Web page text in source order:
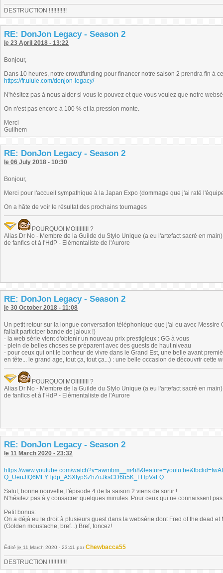
DESTRUCTION !!!!!!!!!!!!
RE: DonJon Legacy - Season 2
le 23 April 2018 - 13:22
Bonjour,
Dans 10 heures, notre crowdfunding pour financer notre saison 2 prendra fin à
https://fr.ulule.com/donjon-legacy/
N'hésitez pas à nous aider si vous le pouvez et que vous voulez que notre
On n'est pas encore à 100 % et la pression monte.
Merci
Guilhem
RE: DonJon Legacy - Season 2
le 06 July 2018 - 10:30
Bonjour,
Merci pour l'accueil sympathique à la Japan Expo (dommage que j'ai raté
On a hâte de voir le résultat des prochains tournages
POURQUOI MOIIIIIIIII ?
Alias Dr No - Membre de la Guilde du Stylo Unique (a eu l'artefact sacré en
de fanfics et à l'HdP - Elémentaliste de l'Aurore
RE: DonJon Legacy - Season 2
le 30 October 2018 - 11:08
Un petit retour sur la longue conversation téléphonique que j'ai eu avec
fallait participer bande de jaloux !)
- la web série vient d'obtenir un nouveau prix prestigieux : GG à vous
- plein de belles choses se préparent avec des guests de haut niveau
- pour ceux qui ont le bonheur de vivre dans le Grand Est, une belle avant
en tête... le grand age, tout ça, tout ça...) : une belle occasion de découvrir cette
POURQUOI MOIIIIIIIII ?
Alias Dr No - Membre de la Guilde du Stylo Unique (a eu l'artefact sacré en
de fanfics et à l'HdP - Elémentaliste de l'Aurore
RE: DonJon Legacy - Season 2
le 11 March 2020 - 23:32
https://www.youtube.com/
Q_UeuJtQ6MFYTjdp_ASXfypSZhZoJksCD6b5K_LHpVaLQ
Salut, bonne nouvelle, l'épisode 4 de la saison 2 viens de sortir !
N'hésitez pas à y consacrer quelques minutes. Pour ceux qui ne connaissent
Petit bonus:
On a déjà eu le droit à plusieurs guest dans la websérie dont Fred of the dead
(Golden moustache, bref...) Bref, foncez!
Édité le 11 March 2020 - 23:41 par Chewbacca55
DESTRUCTION !!!!!!!!!!!!